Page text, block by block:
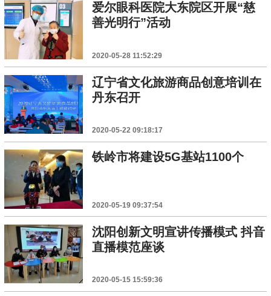
爱尔眼科医院大东院区开展“慈
善光明行”活动
2020-05-28 11:52:29
辽宁省文化旅游商品创意培训在
丹东召开
2020-05-22 09:18:17
铁岭市将建设5G基站1100个
2020-05-19 09:37:54
沈阳创新文明宣讲传播模式 抖音
直播模范座谈
2020-05-15 15:59:36